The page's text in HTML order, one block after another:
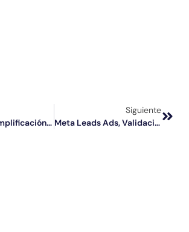
¿Qué Es La Amplificación De Anuncios Sociales, El Nuevo Paradigma Publicitario Creado Por Mediads 2022?
Siguiente
Meta Leads Ads, Validación De Clientes Potenciales Por SMS, Se Acabaron Los Contactos Falsos